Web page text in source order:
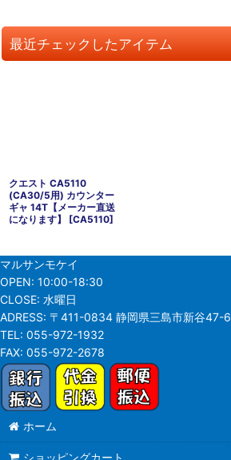
最近チェックしたアイテム
クエスト CA5110
(CA30/5用) カウンター
ギャ 14T【メーカー直送
になります】 [CA5110]
マルサンモケイ
OPEN: 10:00-18:30
CLOSE: 水曜日
ADRESS: 〒411-0834 静岡県三島市新谷47-6
TEL: 055-972-1932
FAX: 055-972-2678
ホーム
ショッピングカート